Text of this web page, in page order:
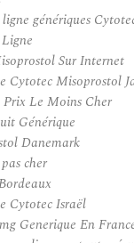
génériques
Sur Internet
Cytotec Misoprostol
Le Moins Cher
Générique
Danemark
cher
Cytotec Israël
Generique En